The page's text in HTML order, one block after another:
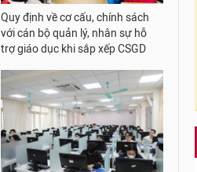
Quy định về cơ cấu, chính sách
với cán bộ quản lý, nhân sự hỗ
trợ giáo dục khi sắp xếp CSGD